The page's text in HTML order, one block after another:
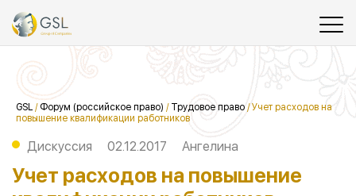
GSL / Форум (российское право) / Трудовое право /Учет расходов на
повышение квалификации работников
Дискуссия 02.12.2017 Ангелина
Учет расходов на повышение